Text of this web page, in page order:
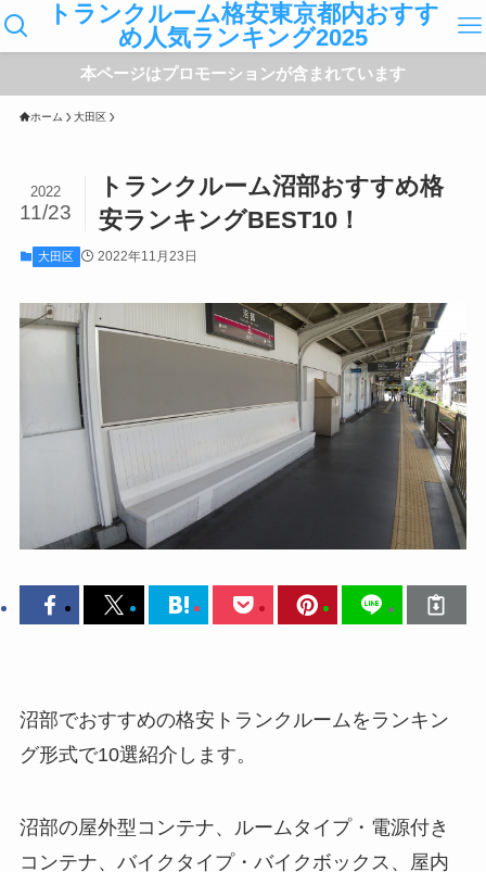
トランクルーム格安東京都内おすす
め人気ランキング2025
本ページはプロモーションが含まれています
ホーム 大田区
トランクルーム沼部おすすめ格
安ランキングBEST10！
2022
11/23
大田区 2022年11月23日
沼部でおすすめの格安トランクルームをランキン
グ形式で10選紹介します。
沼部の屋外型コンテナ、ルームタイプ・電源付き
コンテナ、バイクタイプ・バイクボックス、屋内